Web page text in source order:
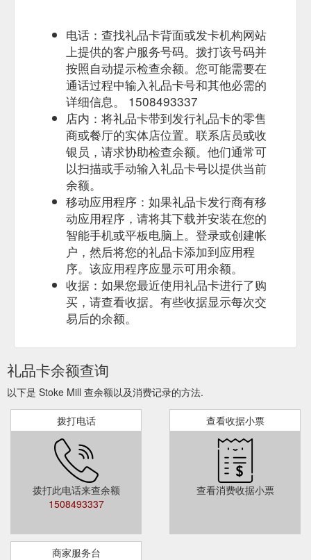
电话：查找礼品卡背面或发卡机构网站
上提供的客户服务号码。拨打该号码并
按照自动提示检查余额。您可能需要在
通话过程中输入礼品卡号和其他必需的
详细信息。 1508493337
店内：将礼品卡带到发行礼品卡的零售
商或餐厅的实体店位置。联系店员或收
银员，请求协助检查余额。他们通常可
以扫描或手动输入礼品卡号以提供当前
余额。
移动应用程序：如果礼品卡发行商有移
动应用程序，请将其下载并安装在您的
智能手机或平板电脑上。登录或创建帐
户，然后将您的礼品卡添加到应用程
序。该应用程序应显示可用余额。
收据：如果您最近使用礼品卡进行了购
买，请查看收据。有些收据显示每次交
易后的余额。
礼品卡余额查询
以下是 Stoke Mill 查余额以及消费记录的方法.
拨打电话
拨打此电话来查余额
1508493337
查看收据小票
查看消费收据小票
商家服务台